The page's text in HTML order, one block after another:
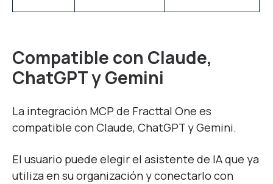
Compatible con Claude,
ChatGPT y Gemini
La integración MCP de Fracttal One es
compatible con Claude, ChatGPT y Gemini.
El usuario puede elegir el asistente de IA que ya
utiliza en su organización y conectarlo con